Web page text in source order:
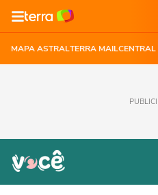
MAPA ASTRALTERRA MAIL